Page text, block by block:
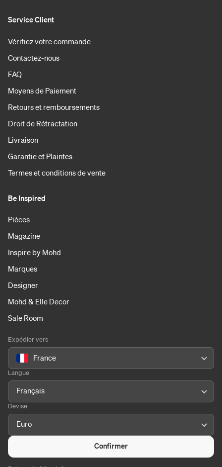
Service Client
Vérifiez votre commande
Contactez-nous
FAQ
Moyens de Paiement
Retours et remboursements
Droit de Rétractation
Livraison
Garantie et Plaintes
Termes et conditions de vente
Be Inspired
Pièces
Magazine
Inspire by Mohd
Marques
Designer
Mohd & Elle Decor
Sale Room
Expédier vers
France
Langue
Français
Devise
Euro
Confirmer